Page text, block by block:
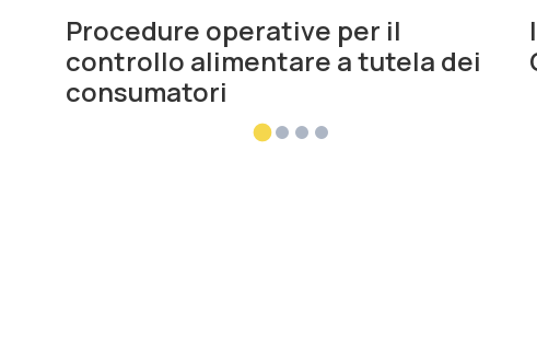
Procedure operative per il
controllo alimentare a tutela dei
consumatori